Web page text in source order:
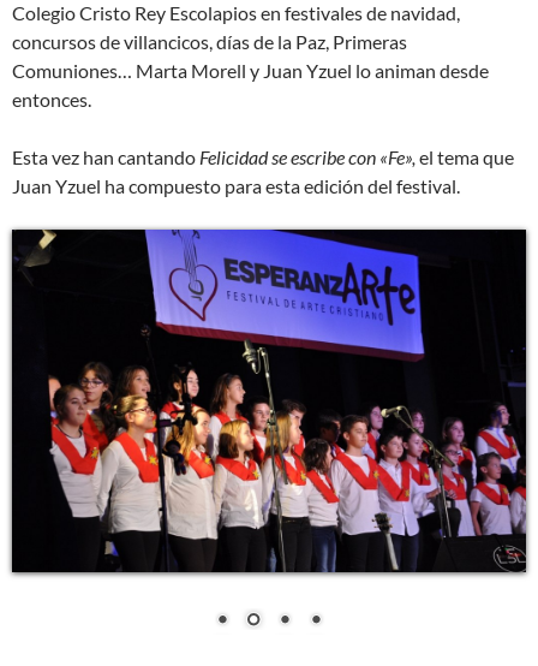
Colegio Cristo Rey Escolapios en festivales de navidad,
concursos de villancicos, días de la Paz, Primeras
Comuniones… Marta Morell y Juan Yzuel lo animan desde
entonces.
Esta vez han cantando Felicidad se escribe con «Fe», el tema que
Juan Yzuel ha compuesto para esta edición del festival.